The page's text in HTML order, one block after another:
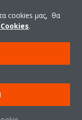
ΧΡΗΣΗΣ COOKIES
δεοντολογία
cookies μας, θα
.